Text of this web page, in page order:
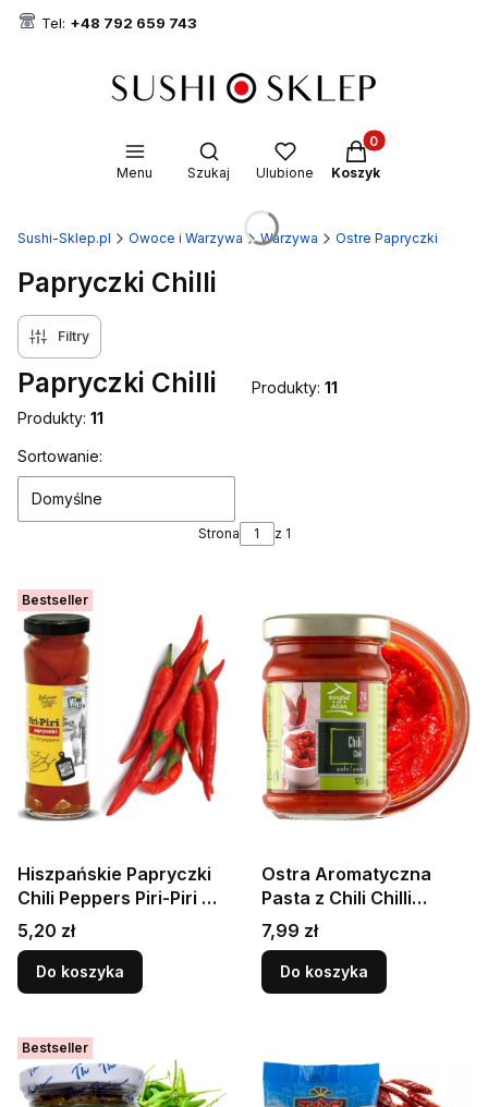
Tel: +48 792 659 743
Menu
Otwórz wyszukiwarkę
Szukaj Ulubione
Produkty w
Koszyk
Sushi-Sklep.pl Owoce i Warzywa Warzywa Ostre Papryczki
Papryczki Chilli
Filtry
Papryczki Chilli Produkty: 11
Produkty: 11
Lista produktów
Sortowanie:
Domyślne
Strona z 1
Bestseller
Hiszpańskie Papryczki
Chili Peppers Piri-Piri w
Zalewie Ostre Hot 110m
KIER
Cena
5,20 zł
Do koszyka
Ostra Aromatyczna
Pasta z Chili Chilli
Mielone Paste 120g
HOUSE OF ASIA
Cena
7,99 zł
Do koszyka
Bestseller